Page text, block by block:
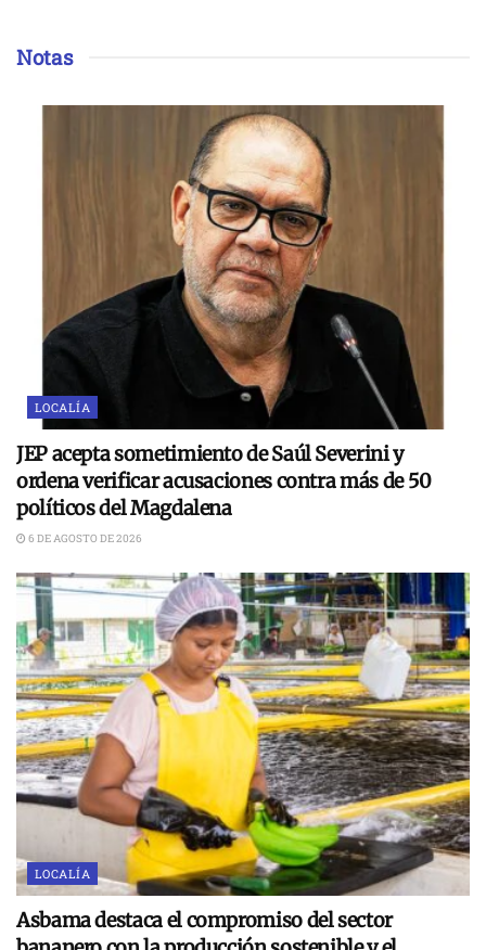
Notas
LOCALÍA
JEP acepta sometimiento de Saúl Severini y
ordena verificar acusaciones contra más de 50
políticos del Magdalena
6 DE AGOSTO DE 2026
LOCALÍA
Asbama destaca el compromiso del sector